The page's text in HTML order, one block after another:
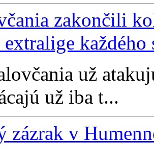
zakončili
každého
už
už iba t...
zázrak v